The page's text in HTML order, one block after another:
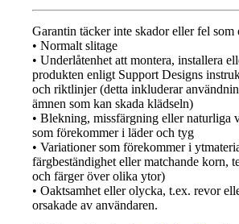
Garantin täcker inte skador eller fel som
• Normalt slitage
• Underlåtenhet att montera, installera
produkten enligt Support Designs
och riktlinjer (detta inkluderar
ämnen som kan skada klädseln)
• Blekning, missfärgning eller naturliga
som förekommer i läder och tyg
• Variationer som förekommer i
färgbeständighet eller matchande korn,
och färger över olika ytor)
• Oaktsamhet eller olycka, t.ex. revor
orsakade av användaren.